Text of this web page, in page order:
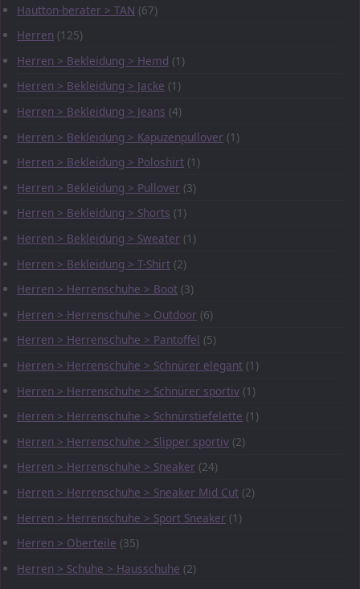
Hautton-berater > TAN (67)
Herren (125)
Herren > Bekleidung > Hemd (1)
Herren > Bekleidung > Jacke (1)
Herren > Bekleidung > Jeans (4)
Herren > Bekleidung > Kapuzenpullover (1)
Herren > Bekleidung > Poloshirt (1)
Herren > Bekleidung > Pullover (3)
Herren > Bekleidung > Shorts (1)
Herren > Bekleidung > Sweater (1)
Herren > Bekleidung > T-Shirt (2)
Herren > Herrenschuhe > Boot (3)
Herren > Herrenschuhe > Outdoor (6)
Herren > Herrenschuhe > Pantoffel (5)
Herren > Herrenschuhe > Schnürer elegant (1)
Herren > Herrenschuhe > Schnürer sportiv (1)
Herren > Herrenschuhe > Schnürstiefelette (1)
Herren > Herrenschuhe > Slipper sportiv (2)
Herren > Herrenschuhe > Sneaker (24)
Herren > Herrenschuhe > Sneaker Mid Cut (2)
Herren > Herrenschuhe > Sport Sneaker (1)
Herren > Oberteile (35)
Herren > Schuhe > Hausschuhe (2)